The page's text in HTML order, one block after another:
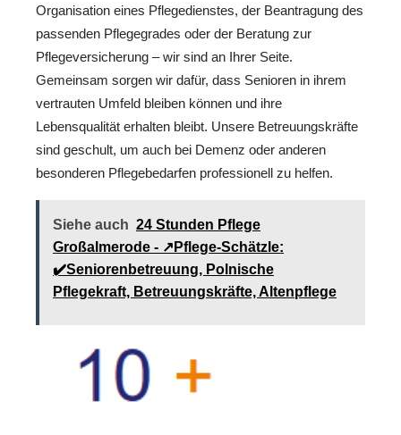
Organisation eines Pflegedienstes, der Beantragung des
passenden Pflegegrades oder der Beratung zur
Pflegeversicherung – wir sind an Ihrer Seite.
Gemeinsam sorgen wir dafür, dass Senioren in ihrem
vertrauten Umfeld bleiben können und ihre
Lebensqualität erhalten bleibt. Unsere Betreuungskräfte
sind geschult, um auch bei Demenz oder anderen
besonderen Pflegebedarfen professionell zu helfen.
Siehe auch 24 Stunden Pflege
Großalmerode - ↗️Pflege-Schätzle:
✔️Seniorenbetreuung, Polnische
Pflegekraft, Betreuungskräfte, Altenpflege